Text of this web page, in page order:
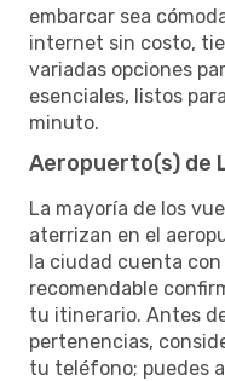
embarcar sea
internet sin costo,
variadas opciones
esenciales, listos
minuto.
Aeropuerto(s) de
La mayoría de los
aterrizan en el
la ciudad cuenta
recomendable
tu itinerario. Antes
pertenencias,
tu teléfono; puedes